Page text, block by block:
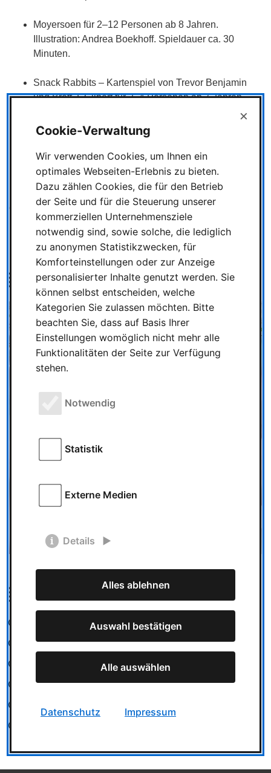
Moyersoen für 2–12 Personen ab 8 Jahren.
Illustration: Andrea Boekhoff. Spieldauer ca. 30
Minuten.
Snack Rabbits – Kartenspiel von Trevor Benjamin
und Brett J. Gilbert für 2–4 Personen ab 7 Jahren.
Minuten
Wolkenschiff – Kooperatives Kinderspiel von „Die 7
Bazis“ für 2–4 Personen ab 6 Jahren. Illustration: Jan
Bintakies. Spieldauer ca. 20 Minuten.
Quelle: Pressemeldung Amigo
Bildquelle: Amigo Spiele
Bild
Kategorien
News
Messe und Veranstaltungen
Spielzeug
Cookie-Verwaltung
×
Wir verwenden Cookies, um Ihnen ein
optimales Webseiten-Erlebnis zu bieten.
Dazu zählen Cookies, die für den Betrieb
der Seite und für die Steuerung unserer
kommerziellen Unternehmensziele
notwendig sind, sowie solche, die lediglich
zu anonymen Statistikzwecken, für
Komforteinstellungen oder zur Anzeige
personalisierter Inhalte genutzt werden. Sie
können selbst entscheiden, welche
Kategorien Sie zulassen möchten. Bitte
beachten Sie, dass auf Basis Ihrer
Einstellungen womöglich nicht mehr alle
Funktionalitäten der Seite zur Verfügung
stehen.
Notwendig
Statistik
Externe Medien
Details
Alles ablehnen
Auswahl bestätigen
Alle auswählen
Datenschutz Impressum